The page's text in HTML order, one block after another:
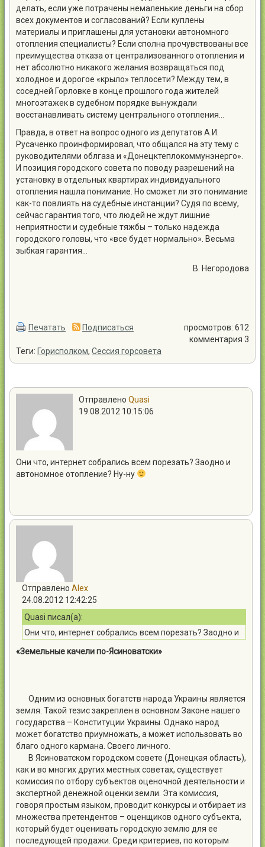
делать, если уже потрачены немаленькие деньги на сбор
всех документов и согласований? Если куплены
материалы и приглашены для установки автономного
отопления специалисты? Если сполна прочувствованы все
преимущества отказа от централизованного отопления и
нет абсолютно никакого желания возвращаться под
холодное и дорогое «крыло» теплосети? Между тем, в
соседней Горловке в конце прошлого года жителей
многоэтажек в судебном порядке вынуждали
восстанавливать систему центрального отопления…
Правда, в ответ на вопрос одного из депутатов А.И.
Русаченко проинформировал, что общался на эту тему с
руководителями облгаза и «Донецктеплокоммунэнерго».
И позиция городского совета по поводу разрешений на
установку в отдельных квартирах индивидуального
отопления нашла понимание. Но сможет ли это понимание
как-то повлиять на судебные инстанции? Судя по всему,
сейчас гарантия того, что людей не ждут лишние
неприятности и судебные тяжбы – только надежда
городского головы, что «все будет нормально». Весьма
зыбкая гарантия…
В. Негородова
Печатать Подписаться
просмотров: 612
комментария 3
Теги: Горисполком, Сессия горсовета
Отправлено Quasi
19.08.2012 10:15:06
Они что, интернет собрались всем порезать? Заодно и
автономное отопление? Ну-ну
Отправлено Alex
24.08.2012 12:42:25
Quasi писал(а):
Они что, интернет собрались всем порезать? Заодно и
«Земельные качели по-Ясиноватски»
Одним из основных богатств народа Украины является
земля. Такой тезис закреплен в основном Законе нашего
государства – Конституции Украины. Однако народ
может богатство приумножать, а может использовать во
благо одного кармана. Своего личного.
В Ясиноватском городском совете (Донецкая область),
как и во многих других местных советах, существует
комиссия по отбору субъектов оценочной деятельности и
экспертной денежной оценки земли. Эта комиссия,
говоря простым языком, проводит конкурсы и отбирает из
множества претендентов – оценщиков одного субъекта,
который будет оценивать городскую землю для ее
последующей продажи. Среди критериев, по которым